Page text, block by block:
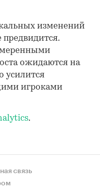
изменений
предвидится.
ожидаются на
усилится
игроками
.
связь